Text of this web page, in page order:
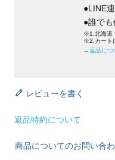
●LINE
●誰で
※1.北海道
※2.カート
→返品につ
レビューを書く
返品特約について
商品についてのお問い合